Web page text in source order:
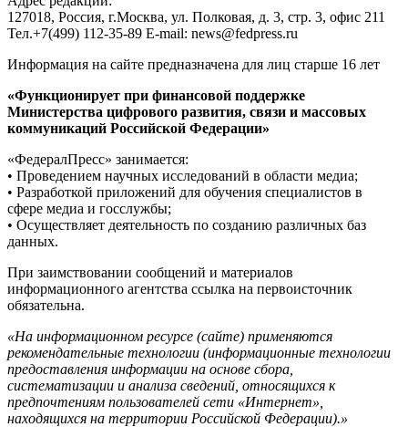
127018, Россия, г.Москва, ул. Полковая, д. 3, стр. 3, офис 211
Тел.+7(499) 112-35-89 E-mail: news@fedpress.ru
Информация на сайте предназначена для лиц старше 16 лет
«Функционирует при финансовой поддержке
Министерства цифрового развития, связи и массовых
коммуникаций Российской Федерации»
«ФедералПресс» занимается:
• Проведением научных исследований в области медиа;
• Разработкой приложений для обучения специалистов в
сфере медиа и госслужбы;
• Осуществляет деятельность по созданию различных баз
данных.
При заимствовании сообщений и материалов
информационного агентства ссылка на первоисточник
обязательна.
«На информационном ресурсе (сайте) применяются
рекомендательные технологии (информационные технологии
предоставления информации на основе сбора,
систематизации и анализа сведений, относящихся к
предпочтениям пользователей сети «Интернет»,
находящихся на территории Российской Федерации).»